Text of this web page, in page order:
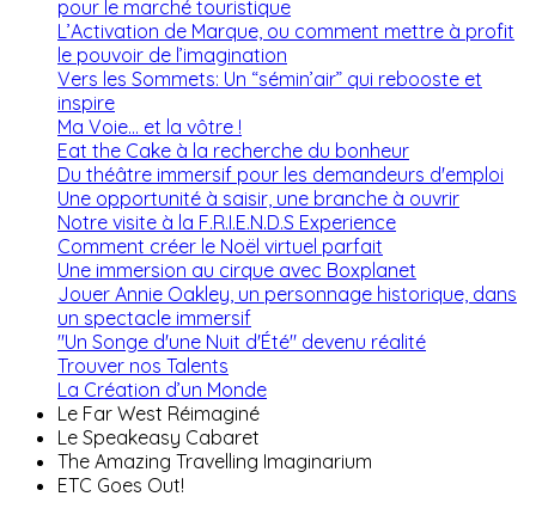
pour le marché touristique
L’Activation de Marque, ou comment mettre à profit
le pouvoir de l’imagination
Vers les Sommets: Un “sémin’air” qui rebooste et
inspire
Ma Voie... et la vôtre !
Eat the Cake à la recherche du bonheur
Du théâtre immersif pour les demandeurs d'emploi
Une opportunité à saisir, une branche à ouvrir
Notre visite à la F.R.I.E.N.D.S Experience
Comment créer le Noël virtuel parfait
Une immersion au cirque avec Boxplanet
Jouer Annie Oakley, un personnage historique, dans
un spectacle immersif
"Un Songe d'une Nuit d'Été" devenu réalité
Trouver nos Talents
La Création d’un Monde
Le Far West Réimaginé
Le Speakeasy Cabaret
The Amazing Travelling Imaginarium
ETC Goes Out!